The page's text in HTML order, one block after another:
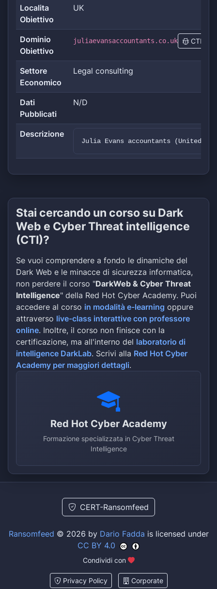
Localita
Obiettivo
UK
Dominio
Obiettivo
juliaevansaccountants.co.uk CTI
Settore
Economico
Legal consulting
Dati
Pubblicati
N/D
Descrizione
Julia Evans accountants (United
Stai cercando un corso su Dark
Web e Cyber Threat intelligence
(CTI)?
Se vuoi comprendere a fondo le dinamiche del
Dark Web e le minacce di sicurezza informatica,
non perdere il corso "DarkWeb & Cyber Threat
Intelligence" della Red Hot Cyber Academy. Puoi
accedere al corso in modalità e-learning oppure
attraverso live-class interattive con professore
online. Inoltre, il corso non finisce con la
certificazione, ma all'interno del laboratorio di
intelligence DarkLab. Scrivi alla Red Hot Cyber
Academy per maggiori dettagli.
Red Hot Cyber Academy
Formazione specializzata in Cyber Threat
Intelligence
CERT-Ransomfeed
Ransomfeed © 2026 by Dario Fadda is licensed under
CC BY 4.0
Condividi con
Privacy Policy Corporate